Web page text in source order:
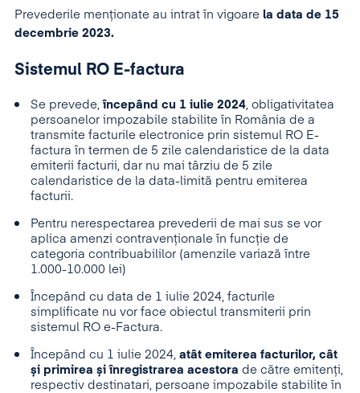
Prevederile menționate au intrat în vigoare la data de 15
decembrie 2023.
Sistemul RO E-factura
Se prevede, începând cu 1 iulie 2024 , obligativitatea
persoanelor impozabile stabilite în România de a
transmite facturile electronice prin sistemul RO E-
factura în termen de 5 zile calendaristice de la data
emiterii facturii, dar nu mai târziu de 5 zile
calendaristice de la data-limită pentru emiterea
facturii.
Pentru nerespectarea prevederii de mai sus se vor
aplica amenzi contravenționale în funcție de
categoria contribuabililor (amenzile variază între
1.000-10.000 lei)
Începând cu data de 1 iulie 2024, facturile
simplificate nu vor face obiectul transmiterii prin
sistemul RO e-Factura.
Începând cu 1 iulie 2024, atât emiterea facturilor, cât
și primirea și înregistrarea acestora de către emitenți,
respectiv destinatari, persoane impozabile stabilite în